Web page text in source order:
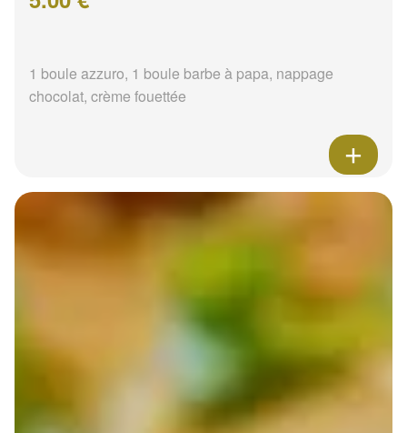
1 boule azzuro, 1 boule barbe à papa, nappage
chocolat, crème fouettée